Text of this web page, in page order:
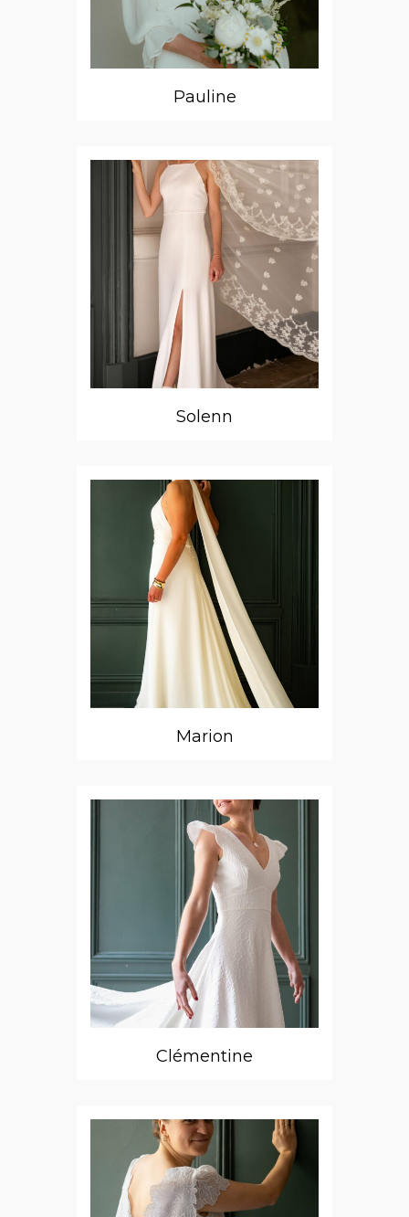
Pauline
Solenn
Marion
Clémentine